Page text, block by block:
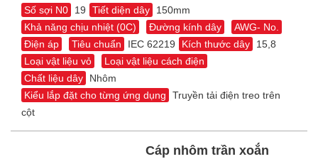
Số sợi N0 19 Tiết diện dây
150mm
Khả năng chịu nhiệt (0C)
Đường kính dây
AWG- No.
Điện áp
Tiêu chuẩn IEC 62219 Kích thước dây
15,8
Loại vật liệu vỏ
Loại vật liệu cách điện
Chất liệu dây
Nhôm
Kiểu lắp đặt cho từng ứng dụng
Truyền tải điện treo trên
cột
Cáp nhôm trần xoắn